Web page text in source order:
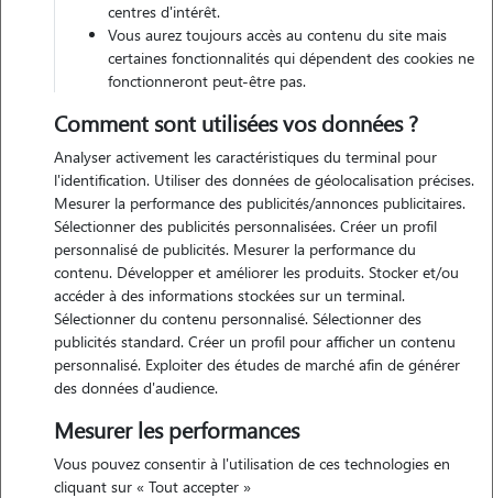
Testez Animaute pour la garde de votre
chat
Grâce à son vaste réseau de cat sitters, Animaute vous permet
de trouver rapidement et facilement un gardien pour votre
Je découvre
Pourquoi préférer Animaute à la pension
Avec Animaute
✅ Garde familiale sans box
centres d'intérêt.
Vous aurez toujours accès au contenu du site mais
certaines fonctionnalités qui dépendent des cookies ne
fonctionneront peut-être pas.
Comment sont utilisées vos données ?
Analyser activement les caractéristiques du terminal pour
l'identification. Utiliser des données de géolocalisation précises.
Mesurer la performance des publicités/annonces publicitaires.
Sélectionner des publicités personnalisées. Créer un profil
personnalisé de publicités. Mesurer la performance du
contenu. Développer et améliorer les produits. Stocker et/ou
accéder à des informations stockées sur un terminal.
Sélectionner du contenu personnalisé. Sélectionner des
publicités standard. Créer un profil pour afficher un contenu
personnalisé. Exploiter des études de marché afin de générer
des données d'audience.
Mesurer les performances
Vous pouvez consentir à l'utilisation de ces technologies en
cliquant sur « Tout accepter »